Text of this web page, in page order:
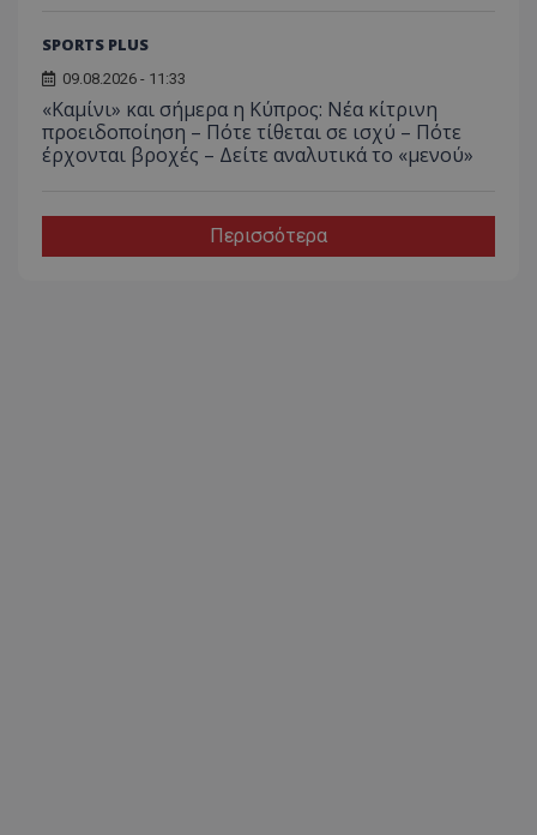
SPORTS PLUS
09.08.2026 - 11:33
«Καμίνι» και σήμερα η Κύπρος: Νέα κίτρινη
προειδοποίηση – Πότε τίθεται σε ισχύ – Πότε
έρχονται βροχές – Δείτε αναλυτικά το «μενού»
Περισσότερα